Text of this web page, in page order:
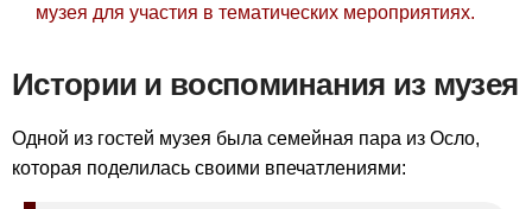
музея для участия в тематических мероприятиях.
Истории и воспоминания из музея
Одной из гостей музея была семейная пара из Осло,
которая поделилась своими впечатлениями: